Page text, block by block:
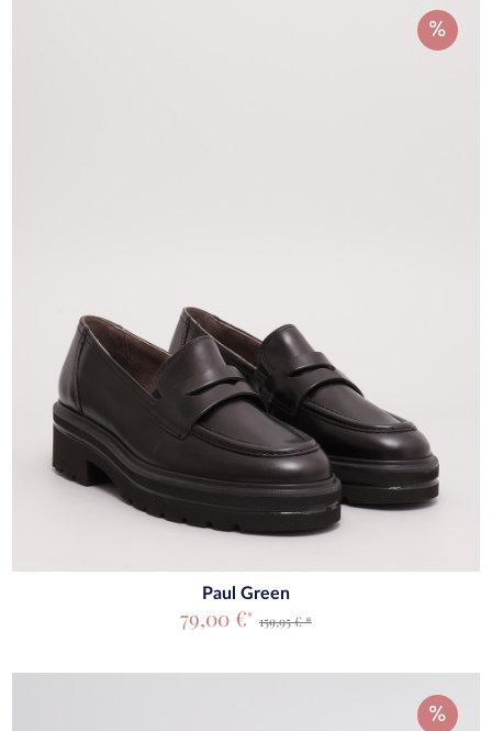
Paul Green
79,00 €* 159,95 € *